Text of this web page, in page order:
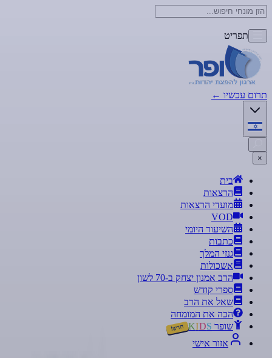
תפריט
תרום עכשיו ←
×
בית
הרצאות
מועדי הרצאות
VOD
השיעור היומי
כתבות
גנזי המלך
אשכולות
הרב אמנון יצחק ב-70 לשון
ספרי קודש
שאל את הרב
הכה את המומחה
שופר
KIDS חדש!
אזור אישי